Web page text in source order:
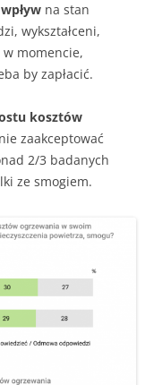
na stan
wykształceni,
momencie,
by zapłacić.
kosztów
zaakceptować
2/3 badanych
ze smogiem.